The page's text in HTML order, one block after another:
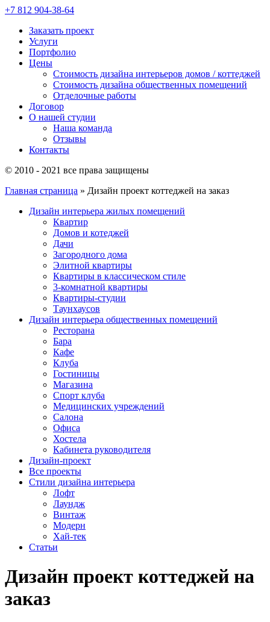
+7 812 904-38-64
Заказать проект
Услуги
Портфолио
Цены
Стоимость дизайна интерьеров домов / коттеджей
Стоимость дизайна общественных помещений
Отделочные работы
Договор
О нашей студии
Наша команда
Отзывы
Контакты
© 2010 - 2021 все права защищены
Главная страница » Дизайн проект коттеджей на заказ
Дизайн интерьера жилых помещений
Квартир
Домов и котеджей
Дачи
Загородного дома
Элитной квартиры
Квартиры в классическом стиле
3-комнатной квартиры
Квартиры-студии
Таунхаусов
Дизайн интерьера общественных помещений
Ресторана
Бара
Кафе
Клуба
Гостиницы
Магазина
Спорт клуба
Медицинских учреждений
Cалона
Офиса
Хостела
Кабинета руководителя
Дизайн-проект
Все проекты
Стили дизайна интерьера
Лофт
Лаундж
Винтаж
Модерн
Хай-тек
Статьи
Дизайн проект коттеджей на
заказ